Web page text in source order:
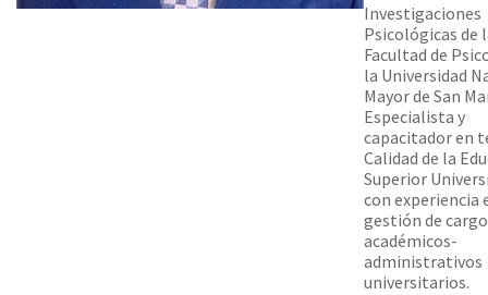
Investigaciones
Psicológicas de
Facultad de
la Universidad
Mayor de San
Especialista y
capacitador en
Calidad de la
Superior
con experiencia
gestión de
académicos-
administrativos
universitarios.